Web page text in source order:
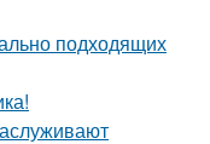
подходящих